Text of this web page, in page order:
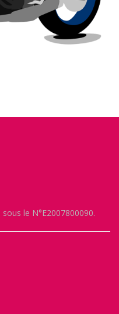
le N°E2007800090.